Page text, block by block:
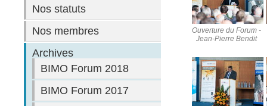
Nos statuts
Nos membres
Archives
BIMO Forum 2018
BIMO Forum 2017
Ouverture du Forum -
Jean-Pierre Bendit